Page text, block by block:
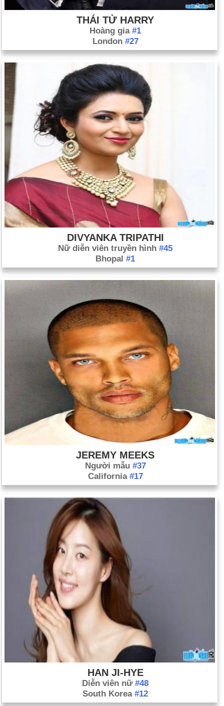
THÁI TỬ HARRY
Hoàng gia #1
London #27
DIVYANKA TRIPATHI
Nữ diễn viên truyền hình #45
Bhopal #1
JEREMY MEEKS
Người mẫu #37
California #17
HAN JI-HYE
Diễn viên nữ #48
South Korea #12